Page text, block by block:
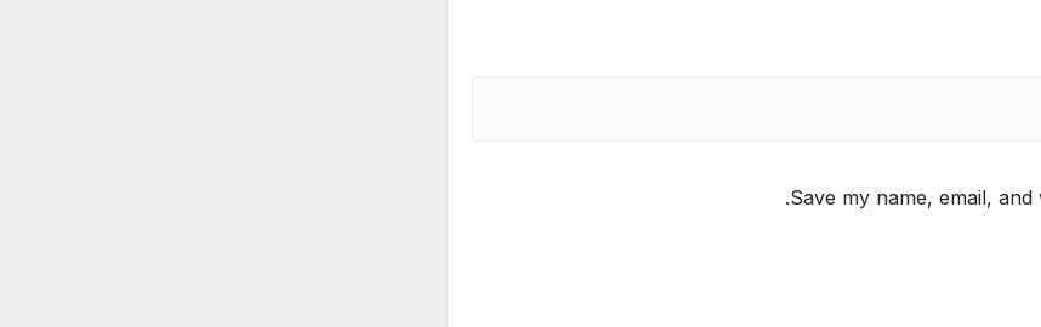
Save my name, email,